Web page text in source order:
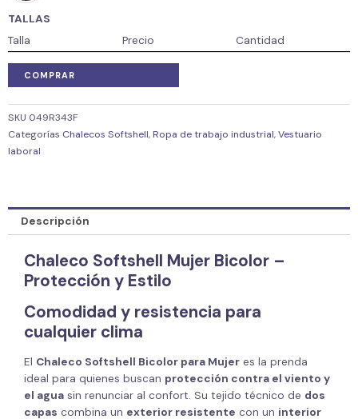
TALLAS
Talla
Precio Cantidad
COMPRAR
SKU 049R343F
Categorías Chalecos Softshell,Ropa de trabajo industrial,Vestuario
laboral
Descripción
Chaleco Softshell Mujer Bicolor –
Protección y Estilo
Comodidad y resistencia para
cualquier clima
El Chaleco Softshell Bicolor para Mujer es la prenda
ideal para quienes buscan protección contra el viento y
el agua sin renunciar al confort. Su tejido técnico de dos
capas combina un exterior resistente con un interior